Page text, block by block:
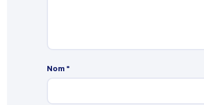
Nom *